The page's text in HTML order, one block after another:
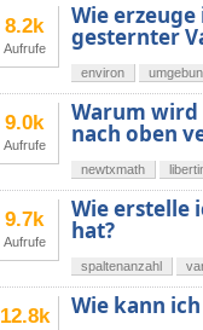
8.2k
Aufrufe
Wie
gesternter
environ
9.0k
Aufrufe
Warum wird
nach oben
newtxmath
9.7k
Aufrufe
Wie erstelle
hat?
spaltenanzahl
12.8k Wie kann